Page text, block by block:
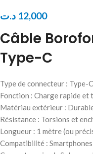
12,000 د.ت
Câble
Type-C
Type de connecteur : Type-
Fonction : Charge rapide et
Matériau extérieur :
Résistance : Torsions et
Longueur : 1 mètre (ou
Compatibilité :